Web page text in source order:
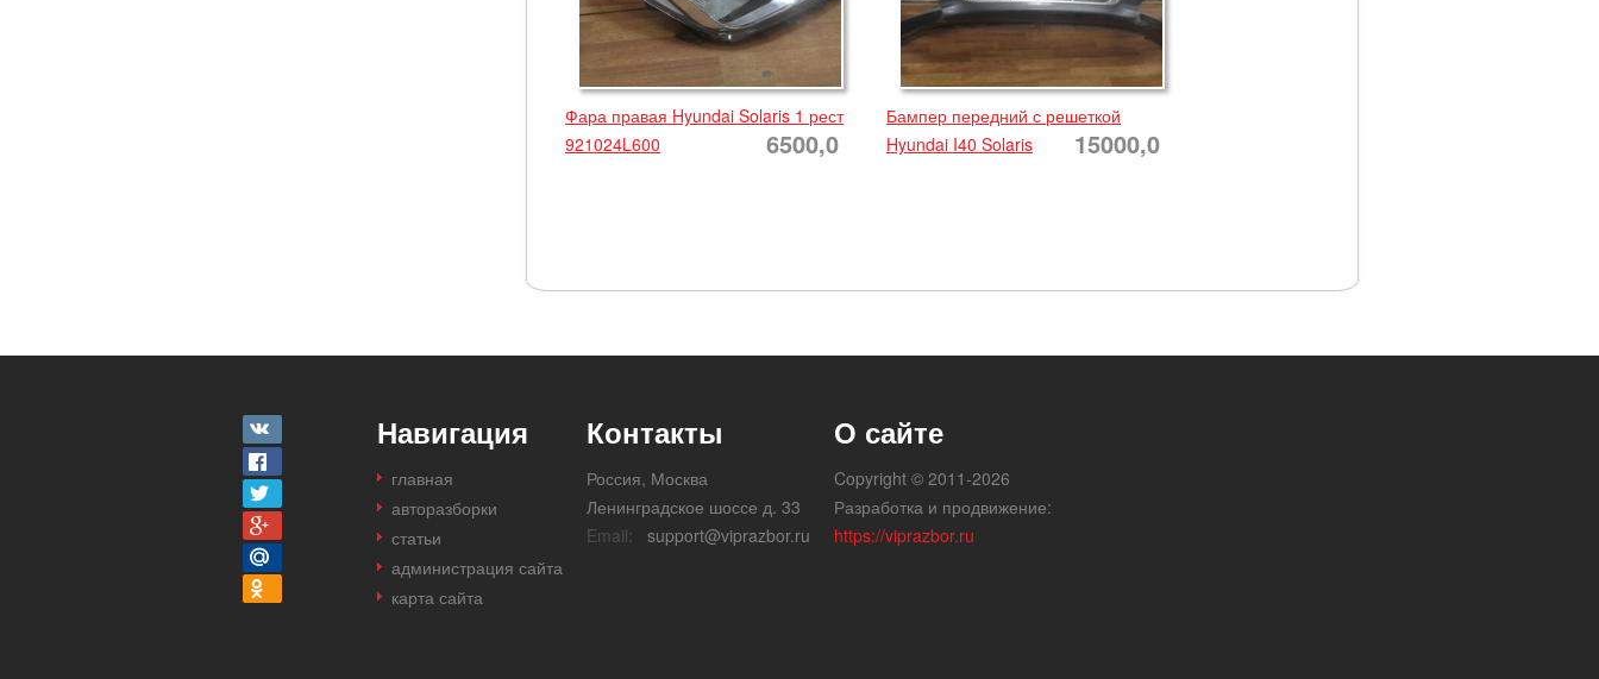
Фара правая Hyundai Solaris 1 рест
921024L600
6500,0
Бампер передний с решеткой
Hyundai I40 Solaris
15000,0
Навигация
главная
авторазборки
статьи
администрация сайта
карта сайта
Контакты
Россия, Москва
Ленинградское шоссе д. 33
Email:
support@viprazbor.ru
О сайте
Copyright © 2011-2026
Разработка и продвижение:
https://viprazbor.ru